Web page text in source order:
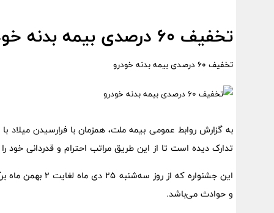
تخفیف ۶۰ درصدی بیمه بدنه خودرو
تخفیف ۶۰ درصدی بیمه بدنه خودرو
به گزارش روابط عمومی بیمه ملت، همزمان با فرارسیدن میلاد
تدارک دیده است تا از این طریق مراتب احترام و قدردانی خود
این جشنواره که
و حوادث می‌باشد.